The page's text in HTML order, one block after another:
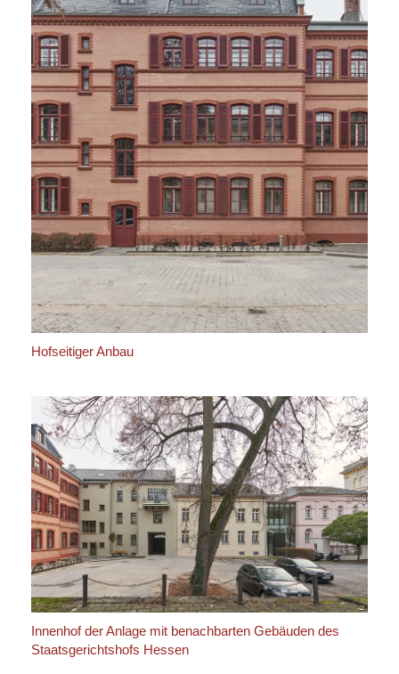
Hofseitiger Anbau
Innenhof der Anlage mit benachbarten Gebäuden des
Staatsgerichtshofs Hessen